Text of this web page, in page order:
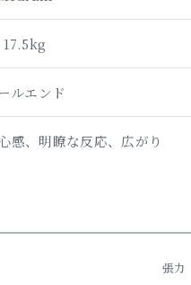
17.5kg
ルエンド
感、明瞭な反応、広がり
張力